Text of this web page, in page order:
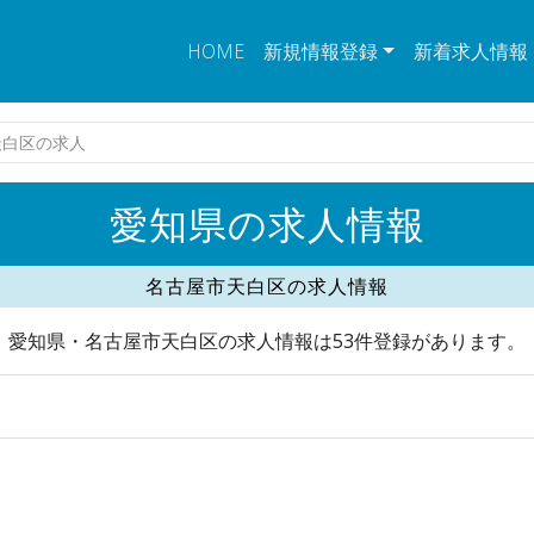
HOME 新規情報登録 新着求人情報
区の求人
愛知県の求人情報
名古屋市天白区の求人情報
愛知県・名古屋市天白区の求人情報は53件登録があります。